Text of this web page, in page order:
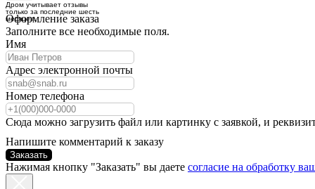
Дром учитывает отзывы
только за последние шесть
месяцев.
Оформление заказа
Заполните все необходимые поля.
Имя
Адрес электронной почты
Номер телефона
Сюда можно загрузить файл или картинку с заявкой, и
Напишите комментарий к заказу
Заказать
Нажимая кнопку "Заказать" вы даете согласие на обработку